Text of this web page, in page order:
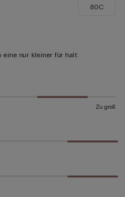
eine nur kleiner für halt.
80C
Zu groß